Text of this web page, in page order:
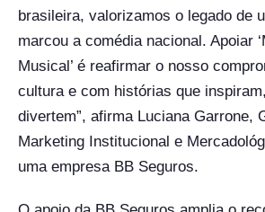
brasileira, valorizamos o legado de
marcou a comédia nacional. Apoiar
Musical’ é reafirmar o nosso
cultura e com histórias que
divertem”, afirma Luciana Garrone,
Marketing Institucional e
uma empresa BB Seguros.